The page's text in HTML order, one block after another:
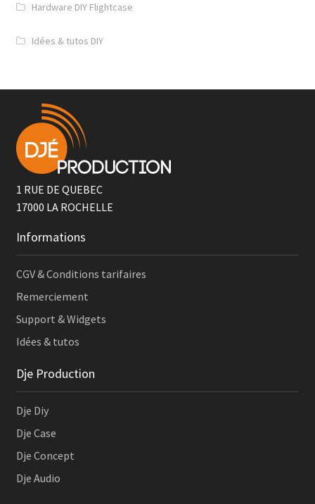
Hardware DIY Flightcase
Idées & tutos DIY
1 RUE DE QUEBEC
17000 LA ROCHELLE
Informations
CGV & Conditions tarifaires
Remerciement
Support & Widgets
Idées & tutos
Dje Production
Dje Diy
Dje Case
Dje Concept
Dje Audio